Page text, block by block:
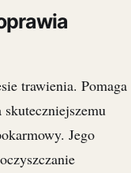
trawienia. Pomaga
Jego